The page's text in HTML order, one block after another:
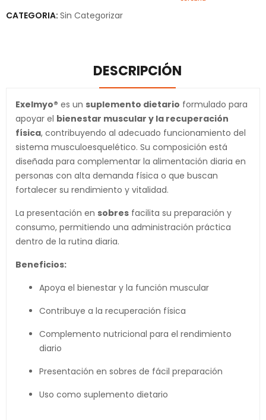
CATEGORIA: Sin Categorizar
DESCRIPCIÓN
Exelmyo® es un suplemento dietario formulado para
apoyar el bienestar muscular y la recuperación
física, contribuyendo al adecuado funcionamiento del
sistema musculoesquelético. Su composición está
diseñada para complementar la alimentación diaria en
personas con alta demanda física o que buscan
fortalecer su rendimiento y vitalidad.
La presentación en sobres facilita su preparación y
consumo, permitiendo una administración práctica
dentro de la rutina diaria.
Beneficios:
Apoya el bienestar y la función muscular
Contribuye a la recuperación física
Complemento nutricional para el rendimiento
diario
Presentación en sobres de fácil preparación
Uso como suplemento dietario